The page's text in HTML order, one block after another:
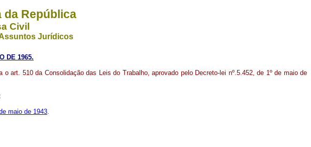
da República
Civil
Jurídicos
DE 1965.
o art. 510 da Consolidação das Leis do Trabalho, aprovado pelo Decreto-lei nº.5.452, de 1º de maio de
maio de 1943.